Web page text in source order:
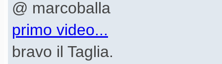
@ marcoballa
primo video...
bravo il Taglia.